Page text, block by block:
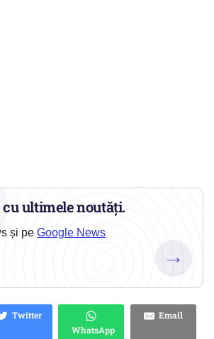
ultimele noutăți.
și pe Google News
→
Twitter
WhatsApp
Email